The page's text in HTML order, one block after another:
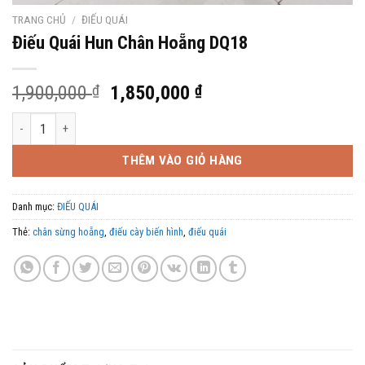
TRANG CHỦ / ĐIẾU QUÁI
Điếu Quái Hun Chân Hoẵng DQ18
1,900,000₫
Giá
1,900,000 ₫.
1,850,000₫Giá
là:
1,850,000 ₫.
Điếu Quái Hun Chân Hoẵng DQ18 số lượng
THÊM VÀO GIỎ HÀNG
Danh mục: ĐIẾU QUÁI
Thẻ: chân sừng hoẵng, điếu cày biến hình, điếu quái